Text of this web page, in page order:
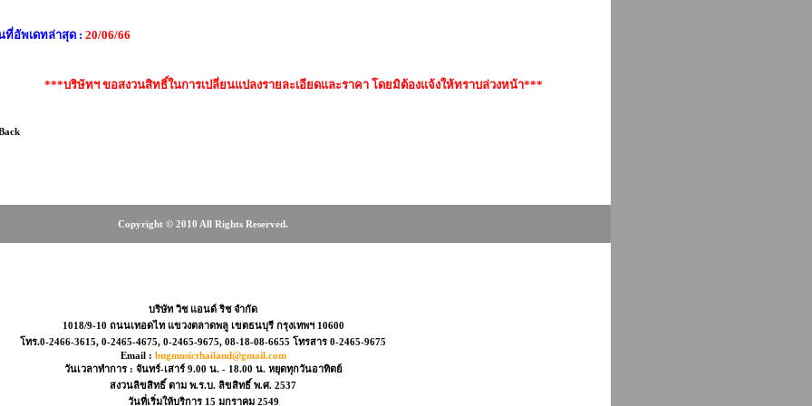
ที่อัพเดทล่าสุด : 20/06/66
***บริษัทฯ ขอสงวนสิทธิ์ในการเปลี่ยนแปลงรายละเอียดและราคา โดยมิต้องแจ้งให้ทราบล่วงหน้า***
Copyright © 2010 All Rights Reserved.
บริษัท วิช แอนด์ ริช จำกัด
1018/9-10 ถนนเทอดไท แขวงตลาดพลู เขตธนบุรี กรุงเทพฯ 10600
โทร.0-2466-3615, 0-2465-4675, 0-2465-9675, 08-18-08-6655 โทรสาร 0-2465-9675
Email : bngmusicthailand@gmail.com
วันเวลาทำการ : จันทร์-เสาร์ 9.00 น. - 18.00 น. หยุดทุกวันอาทิตย์
สงวนลิขสิทธิ์ ตาม พ.ร.บ. ลิขสิทธิ์ พ.ศ. 2537
วันที่เริ่มให้บริการ 15 มกราคม 2549